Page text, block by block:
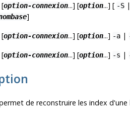
option-connexion...] [option...] [ -S
]
option-connexion...] [option...] -a|
option-connexion...] [option...] -s |
de reconstruire les index